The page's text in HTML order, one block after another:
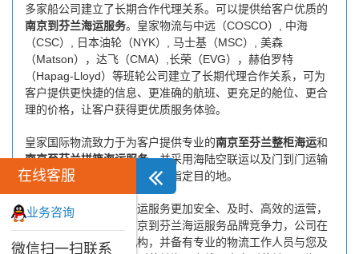
多家船公司建立了长期合作代理关系。可以提供给客户优质的
南京到芬兰海运服务。皇家物流与中远（COSCO）, 中海
（CSC）, 日本油轮（NYK）, 马士基（MSC）, 美森
（Matson），达飞（CMA）,长荣（EVG），赫伯罗特
（Hapag-Lloyd）等班轮公司建立了长期代理合作关系，可为
客户提供更快捷的信息、更准确的航班、更充足的舱位、更合
理的价格，让客户获得更优质服务体验。
皇家国际物流致力于为客户提供专业的南京至芬兰整柜海运和
南京至芬兰拼箱海运服务，并采用海陆空联运以及门到门运输
模式，将货物安全快捷地送到指定目的地。
为了保证南京到芬兰海运服务更加安全、及时、高效的运营，
进一步提高皇家物流南京到芬兰海运服务品牌竞争力，公司在
南京专门设立了办事机构，并备有专业的物流工作人员与您及
在线客服
业务咨询
微信扫一扫联系